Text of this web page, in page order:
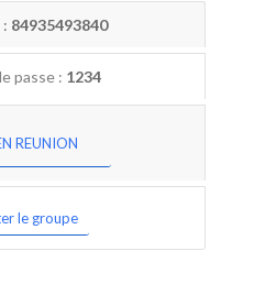
84935493840
passe : 1234
REUNION
le groupe